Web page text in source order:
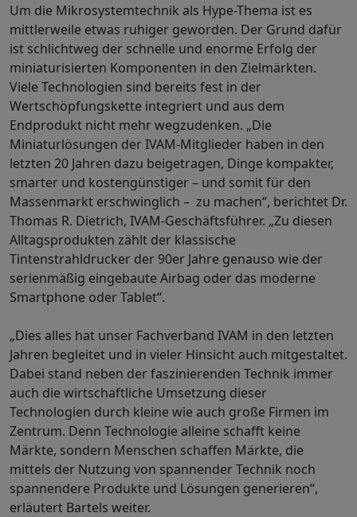
Um die Mikrosystemtechnik als Hype-Thema ist es
mittlerweile etwas ruhiger geworden. Der Grund dafür
ist schlichtweg der schnelle und enorme Erfolg der
miniaturisierten Komponenten in den Zielmärkten.
Viele Technologien sind bereits fest in der
Wertschöpfungskette integriert und aus dem
Endprodukt nicht mehr wegzudenken. „Die
Miniaturlösungen der IVAM-Mitglieder haben in den
letzten 20 Jahren dazu beigetragen, Dinge kompakter,
smarter und kostengünstiger – und somit für den
Massenmarkt erschwinglich – zu machen“, berichtet Dr.
Thomas R. Dietrich, IVAM-Geschäftsführer. „Zu diesen
Alltagsprodukten zählt der klassische
Tintenstrahldrucker der 90er Jahre genauso wie der
serienmäßig eingebaute Airbag oder das moderne
Smartphone oder Tablet“.
„Dies alles hat unser Fachverband IVAM in den letzten
Jahren begleitet und in vieler Hinsicht auch mitgestaltet.
Dabei stand neben der faszinierenden Technik immer
auch die wirtschaftliche Umsetzung dieser
Technologien durch kleine wie auch große Firmen im
Zentrum. Denn Technologie alleine schafft keine
Märkte, sondern Menschen schaffen Märkte, die
mittels der Nutzung von spannender Technik noch
spannendere Produkte und Lösungen generieren“,
erläutert Bartels weiter.